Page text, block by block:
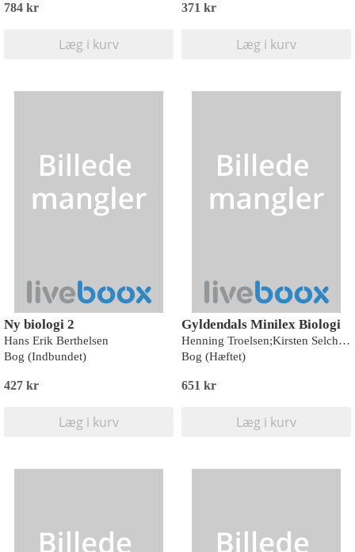
784 kr
Læg i kurv
371 kr
Læg i kurv
Ny biologi 2
Hans Erik Berthelsen
Bog (Indbundet)
427 kr
Læg i kurv
Gyldendals Minilex Biologi
Henning Troelsen;Kirsten Selchau;Vagn Juhl Larsen
Bog (Hæftet)
651 kr
Læg i kurv